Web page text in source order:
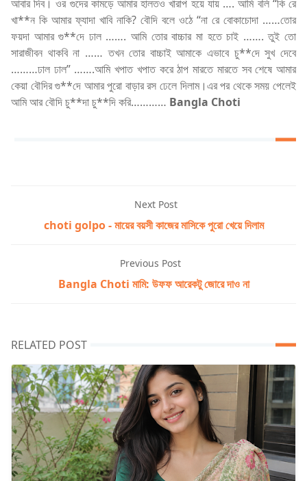
আবার দিব। ওর গুদের কামড়ে আমার হালতও খারাপ হয়ে যায় …. আমি বলি “কি রে
খা**ন কি আমার ফ্যাদা খাবি নাকি? বৌদি বলে ওঠে “না রে বোকাচোদা ……তোর
ফয়দা আমার গু**দে ঢাল ……. আমি তোর বাচ্চার মা হতে চাই ……. তুই তো
সারাজীবন থাকবি না …… তখন তোর বাচ্চাই আমাকে এভাবে চু**দে সুখ দেবে
………ঢাল ঢাল” …….আমি খপাত খপাত করে ঠাপ মারতে মারতে সব শেষে আমার
কেয়া বৌদির গু**দে আমার পুরো বাড়ার রস ঢেলে দিলাম।এর পর থেকে সময় পেলেই
আমি আর বৌদি চু**দা চু**দি করি………… Bangla Choti
Next Post
choti golpo - মায়ের বয়সী কাজের মাসিকে পুরো খেয়ে দিলাম
Previous Post
Bangla Choti মামি: উফফ আরেকটু জোরে দাও না
RELATED POST